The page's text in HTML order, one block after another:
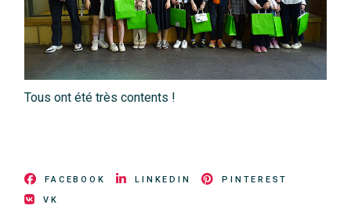
Tous ont été très contents !
FACEBOOK LINKEDIN
PINTEREST
VK